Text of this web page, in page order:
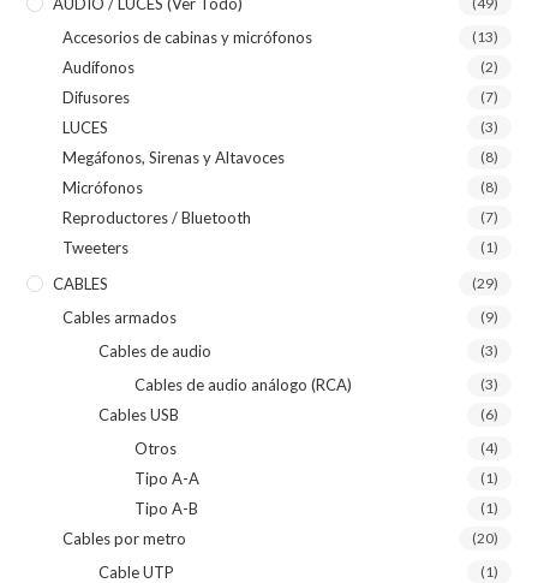
Accesorios de cabinas y micrófonos (13)
Audífonos (2)
Difusores (7)
LUCES (3)
Megáfonos, Sirenas y Altavoces (8)
Micrófonos (8)
Reproductores / Bluetooth (7)
Tweeters (1)
CABLES (29)
Cables armados (9)
Cables de audio (3)
Cables de audio análogo (RCA) (3)
Cables USB (6)
Otros (4)
Tipo A-A (1)
Tipo A-B (1)
Cables por metro (20)
Cable UTP (1)